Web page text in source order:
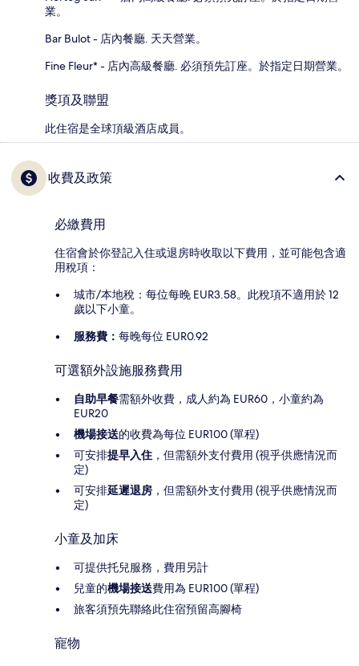
業。
Bar Bulot - 店內餐廳. 天天營業。
Fine Fleur* - 店內高級餐廳. 必須預先訂座。於指定日期營業。
獎項及聯盟
此住宿是全球頂級酒店成員。
收費及政策
必繳費用
住宿會於你登記入住或退房時收取以下費用，並可能包含適
用稅項：
城市/本地稅：每位每晚 EUR3.58。此稅項不適用於 12
歲以下小童。
服務費： 每晚每位 EUR0.92
可選額外設施服務費用
自助早餐需額外收費，成人約為 EUR60，小童約為
EUR20
機場接送的收費為每位 EUR100 (單程)
可安排提早入住 ，但需額外支付費用 (視乎供應情況而
定)
可安排延遲退房 ，但需額外支付費用 (視乎供應情況而
定)
小童及加床
可提供托兒服務，費用另計
兒童的機場接送費用為 EUR100 (單程)
旅客須預先聯絡此住宿預留高腳椅
寵物